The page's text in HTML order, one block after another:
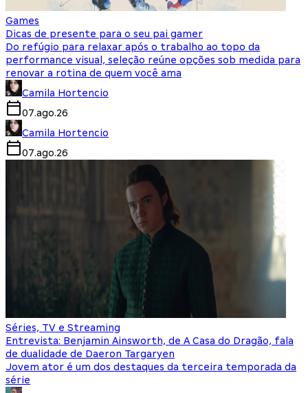
Games
Dicas de presente para o seu pai gamer
Do refúgio para relaxar após o trabalho ao topo da
performance visual, seleção reúne opções sob medida para
renovar a rotina de quem você ama
Camila Hortencio
07.ago.26
Camila Hortencio
07.ago.26
Séries, TV e Streaming
Entrevista: Benjamin Ainsworth, de A Casa do Dragão, fala
de dualidade de Daeron Targaryen
Jovem ator é um dos destaques da terceira temporada da
série